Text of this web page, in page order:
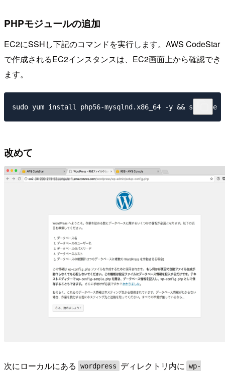
PHPモジュールの追加
EC2にSSHし下記のコマンドを実行します。AWS CodeStar
で作成されるEC2インスタンスは、EC2画面上から確認でき
ます。
改めて
次にローカルにある wordpress ディレクトリ内に wp-